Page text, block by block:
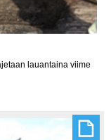
lauantaina viime